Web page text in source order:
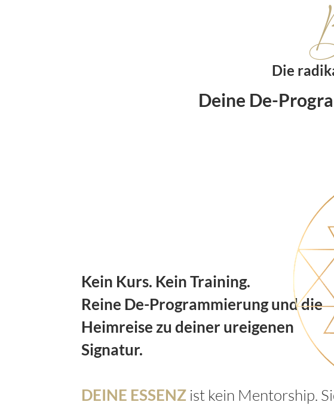
Die
Deine De-
Kein Kurs. Kein Training.
Reine De-Programmierung und die
Heimreise zu deiner ureigenen
Signatur.
DEINE ESSENZ ist kein Mentorship.